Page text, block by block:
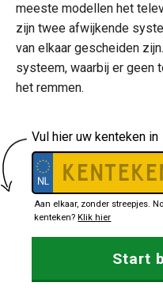
meeste modellen het
zijn twee afwijkende
van elkaar gescheiden
systeem, waarbij er
het remmen.
Vul hier uw kenteken in
Aan elkaar, zonder streepjes.
kenteken? Klik hier